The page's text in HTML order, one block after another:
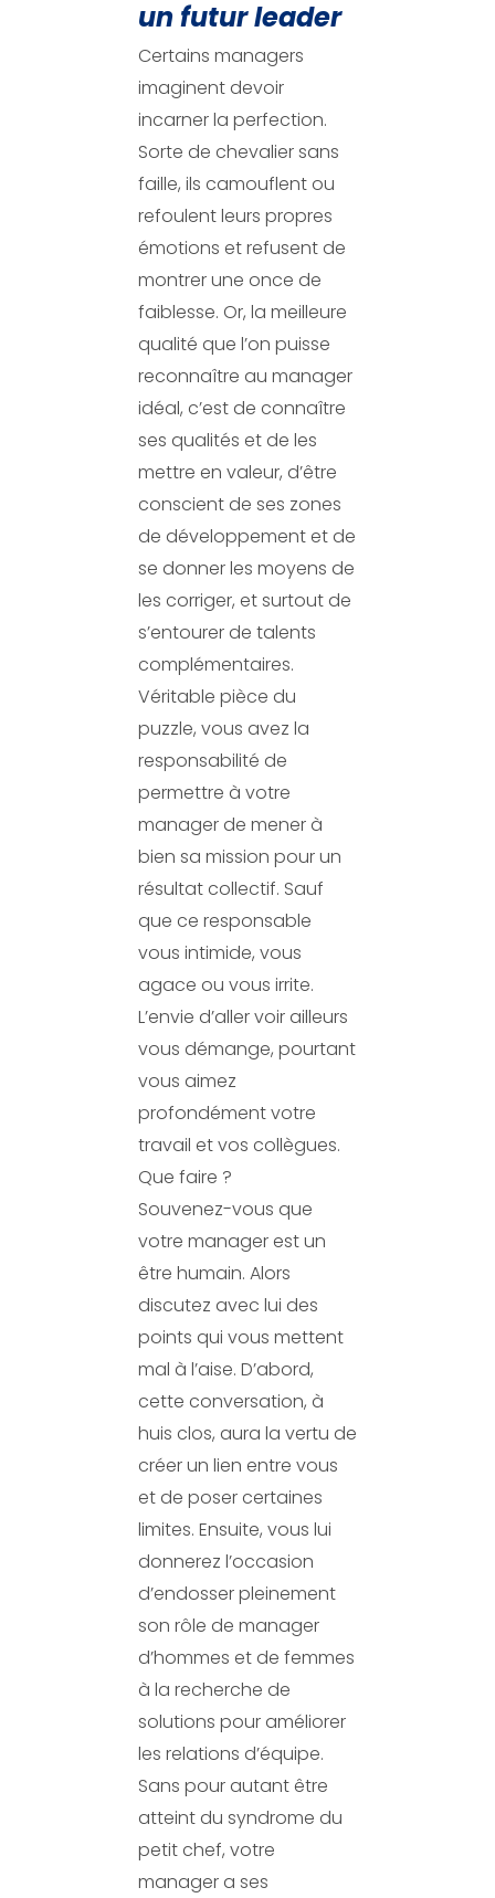
un futur leader
Certains managers
imaginent devoir
incarner la perfection.
Sorte de chevalier sans
faille, ils camouflent ou
refoulent leurs propres
émotions et refusent de
montrer une once de
faiblesse. Or, la meilleure
qualité que l’on puisse
reconnaître au manager
idéal, c’est de connaître
ses qualités et de les
mettre en valeur, d’être
conscient de ses zones
de développement et de
se donner les moyens de
les corriger, et surtout de
s’entourer de talents
complémentaires.
Véritable pièce du
puzzle, vous avez la
responsabilité de
permettre à votre
manager de mener à
bien sa mission pour un
résultat collectif. Sauf
que ce responsable
vous intimide, vous
agace ou vous irrite.
L’envie d’aller voir ailleurs
vous démange, pourtant
vous aimez
profondément votre
travail et vos collègues.
Que faire ?
Souvenez-vous que
votre manager est un
être humain. Alors
discutez avec lui des
points qui vous mettent
mal à l’aise. D’abord,
cette conversation, à
huis clos, aura la vertu de
créer un lien entre vous
et de poser certaines
limites. Ensuite, vous lui
donnerez l’occasion
d’endosser pleinement
son rôle de manager
d’hommes et de femmes
à la recherche de
solutions pour améliorer
les relations d’équipe.
Sans pour autant être
atteint du syndrome du
petit chef, votre
manager a ses